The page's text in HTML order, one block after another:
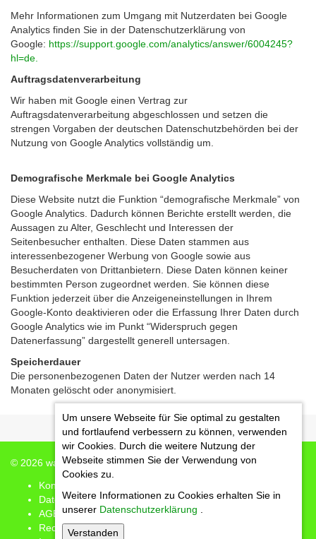
Mehr Informationen zum Umgang mit Nutzerdaten bei Google
Analytics finden Sie in der Datenschutzerklärung von
Google: https://support.google.com/analytics/answer/6004245?
hl=de.
Auftragsdatenverarbeitung
Wir haben mit Google einen Vertrag zur
Auftragsdatenverarbeitung abgeschlossen und setzen die
strengen Vorgaben der deutschen Datenschutzbehörden bei der
Nutzung von Google Analytics vollständig um.
Demografische Merkmale bei Google Analytics
Diese Website nutzt die Funktion “demografische Merkmale” von
Google Analytics. Dadurch können Berichte erstellt werden, die
Aussagen zu Alter, Geschlecht und Interessen der
Seitenbesucher enthalten. Diese Daten stammen aus
interessenbezogener Werbung von Google sowie aus
Besucherdaten von Drittanbietern. Diese Daten können keiner
bestimmten Person zugeordnet werden. Sie können diese
Funktion jederzeit über die Anzeigeneinstellungen in Ihrem
Google-Konto deaktivieren oder die Erfassung Ihrer Daten durch
Google Analytics wie im Punkt “Widerspruch gegen
Datenerfassung” dargestellt generell untersagen.
Speicherdauer
Die personenbezogenen Daten der Nutzer werden nach 14
Monaten gelöscht oder anonymisiert.
© 2026 watch-your-soul
Kontakt
Datenschutz
AGB's
Rechtliche Hinweise
Um unsere Webseite für Sie optimal zu gestalten
und fortlaufend verbessern zu können, verwenden
wir Cookies. Durch die weitere Nutzung der
Webseite stimmen Sie der Verwendung von
Cookies zu.
Weitere Informationen zu Cookies erhalten Sie in
unserer Datenschutzerklärung
Verstanden